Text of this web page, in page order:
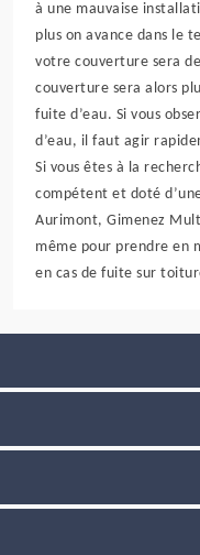
à une mauvaise
plus on avance dans le
votre couverture sera
couverture sera alors
fuite d’eau. Si vous
d’eau, il faut agir
Si vous êtes à la
compétent et doté
Aurimont, Gimenez
même pour prendre en
en cas de fuite sur